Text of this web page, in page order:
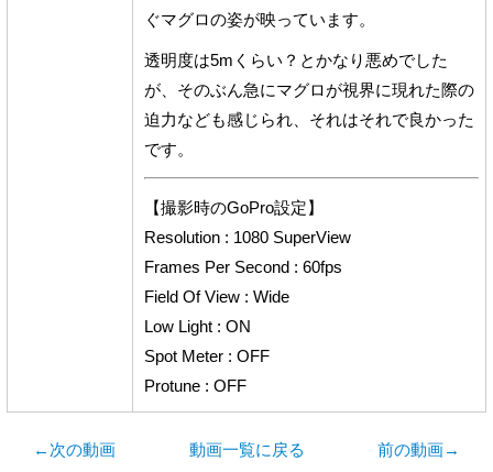
ぐマグロの姿が映っています。
透明度は5mくらい？とかなり悪めでした
が、そのぶん急にマグロが視界に現れた際の
迫力なども感じられ、それはそれで良かった
です。
【撮影時のGoPro設定】
Resolution : 1080 SuperView
Frames Per Second : 60fps
Field Of View : Wide
Low Light : ON
Spot Meter : OFF
Protune : OFF
←次の動画 動画一覧に戻る 前の動画→